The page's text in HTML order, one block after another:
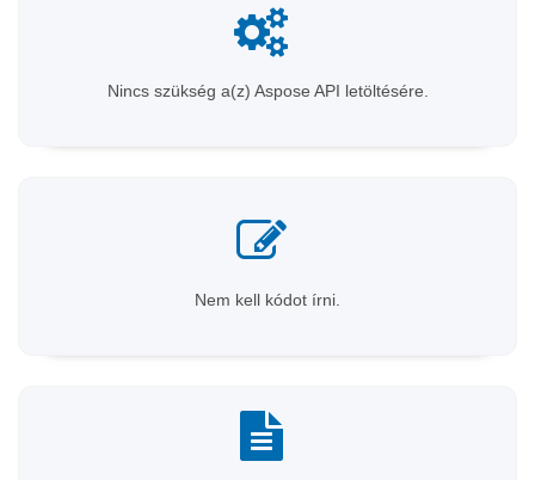
Nincs szükség a(z) Aspose API letöltésére.
Nem kell kódot írni.